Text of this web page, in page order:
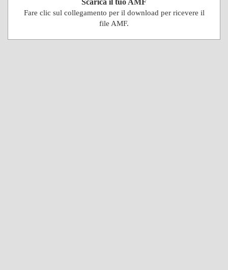
Scarica il tuo AMF
Fare clic sul collegamento per il download per ricevere il
file AMF.